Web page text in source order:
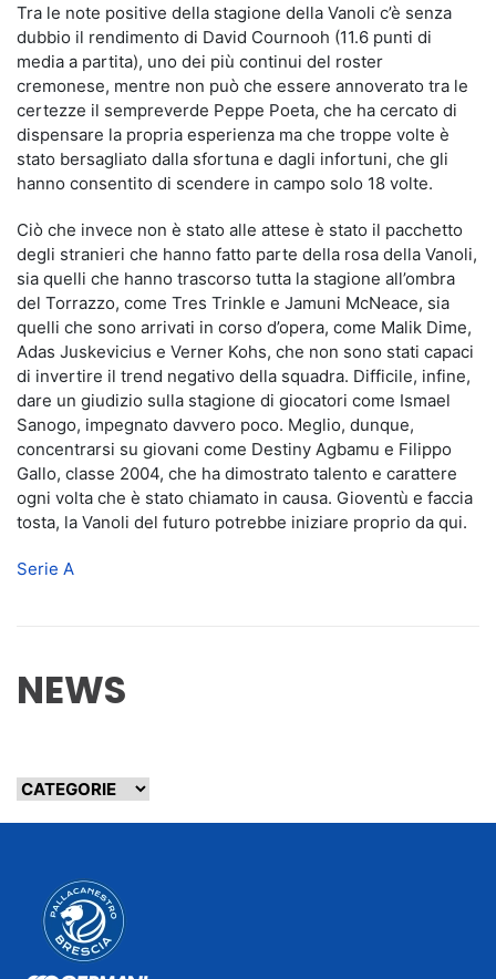
Tra le note positive della stagione della Vanoli c’è senza
dubbio il rendimento di David Cournooh (11.6 punti di
media a partita), uno dei più continui del roster
cremonese, mentre non può che essere annoverato tra le
certezze il sempreverde Peppe Poeta, che ha cercato di
dispensare la propria esperienza ma che troppe volte è
stato bersagliato dalla sfortuna e dagli infortuni, che gli
hanno consentito di scendere in campo solo 18 volte.
Ciò che invece non è stato alle attese è stato il pacchetto
degli stranieri che hanno fatto parte della rosa della Vanoli,
sia quelli che hanno trascorso tutta la stagione all’ombra
del Torrazzo, come Tres Trinkle e Jamuni McNeace, sia
quelli che sono arrivati in corso d’opera, come Malik Dime,
Adas Juskevicius e Verner Kohs, che non sono stati capaci
di invertire il trend negativo della squadra. Difficile, infine,
dare un giudizio sulla stagione di giocatori come Ismael
Sanogo, impegnato davvero poco. Meglio, dunque,
concentrarsi su giovani come Destiny Agbamu e Filippo
Gallo, classe 2004, che ha dimostrato talento e carattere
ogni volta che è stato chiamato in causa. Gioventù e faccia
tosta, la Vanoli del futuro potrebbe iniziare proprio da qui.
Serie A
NEWS